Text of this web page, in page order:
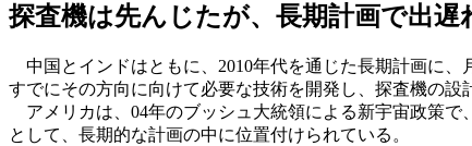
探査機は先んじたが、長期計画で出遅
中国とインドはともに、2010年代を通じた長期計画に、
すでにその方向に向けて必要な技術を開発し、探査機の設
アメリカは、04年のブッシュ大統領による新宇宙政策で
として、長期的な計画の中に位置付けられている。